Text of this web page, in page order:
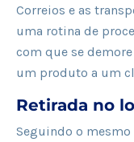
Correios e as
uma rotina de
com que se
um produto a um
Retirada no
Seguindo o